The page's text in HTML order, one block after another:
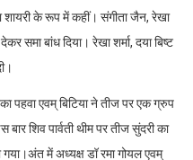
शायरी के रूप में कहीं। संगीता जैन, रेखा
समा बांध दिया। रेखा शर्मा, दया बिष्ट
पहवा एवम् बिटिया ने तीज पर एक ग्रुप
शिव पार्वती थीम पर तीज सुंदरी का
गया।अंत में अध्यक्ष डॉ रमा गोयल एवम्